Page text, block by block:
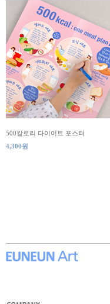
500칼로리 다이어트 포스터
4,300원